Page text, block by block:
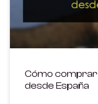
Cómo comprar
desde España